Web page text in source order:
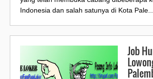
Indonesia dan salah satunya di Kota Pale...
Job